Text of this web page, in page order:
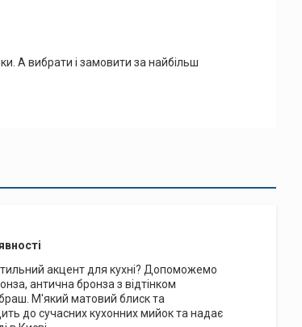
А вибрати і замовити за найбільш
акцент для кухні? Допоможемо
антична бронза з відтінком
М'який матовий блиск та
до сучасних кухонних мийок та надає